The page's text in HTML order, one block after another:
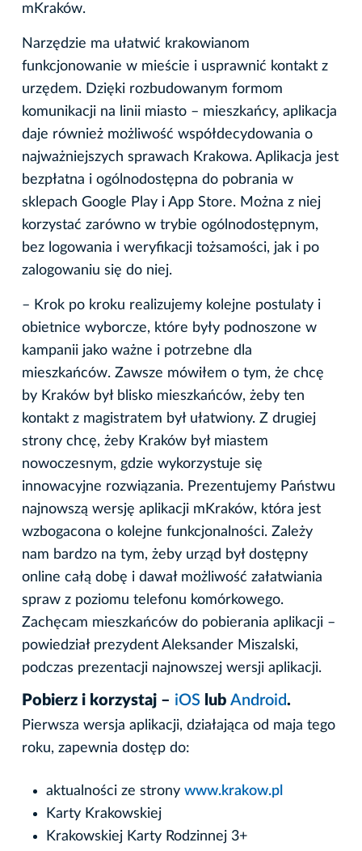
mKraków.
Narzędzie ma ułatwić krakowianom
funkcjonowanie w mieście i usprawnić kontakt z
urzędem. Dzięki rozbudowanym formom
komunikacji na linii miasto – mieszkańcy, aplikacja
daje również możliwość współdecydowania o
najważniejszych sprawach Krakowa. Aplikacja jest
bezpłatna i ogólnodostępna do pobrania w
sklepach Google Play i App Store. Można z niej
korzystać zarówno w trybie ogólnodostępnym,
bez logowania i weryfikacji tożsamości, jak i po
zalogowaniu się do niej.
– Krok po kroku realizujemy kolejne postulaty i
obietnice wyborcze, które były podnoszone w
kampanii jako ważne i potrzebne dla
mieszkańców. Zawsze mówiłem o tym, że chcę
by Kraków był blisko mieszkańców, żeby ten
kontakt z magistratem był ułatwiony. Z drugiej
strony chcę, żeby Kraków był miastem
nowoczesnym, gdzie wykorzystuje się
innowacyjne rozwiązania. Prezentujemy Państwu
najnowszą wersję aplikacji mKraków, która jest
wzbogacona o kolejne funkcjonalności. Zależy
nam bardzo na tym, żeby urząd był dostępny
online całą dobę i dawał możliwość załatwiania
spraw z poziomu telefonu komórkowego.
Zachęcam mieszkańców do pobierania aplikacji –
powiedział prezydent Aleksander Miszalski,
podczas prezentacji najnowszej wersji aplikacji.
Pobierz i korzystaj – iOS lub Android.
Pierwsza wersja aplikacji, działająca od maja tego
roku, zapewnia dostęp do:
aktualności ze strony www.krakow.pl
Karty Krakowskiej
Krakowskiej Karty Rodzinnej 3+